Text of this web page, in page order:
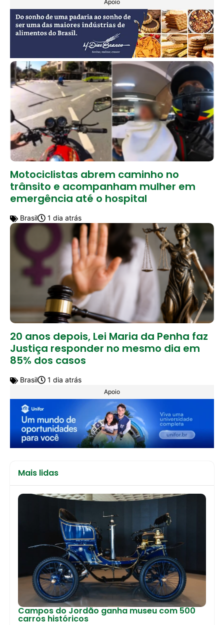
Apoio
Motociclistas abrem caminho no
trânsito e acompanham mulher em
emergência até o hospital
Brasil 1 dia atrás
20 anos depois, Lei Maria da Penha faz
Justiça responder no mesmo dia em
85% dos casos
Brasil 1 dia atrás
Apoio
Mais lidas
Campos do Jordão ganha museu com 500
carros históricos